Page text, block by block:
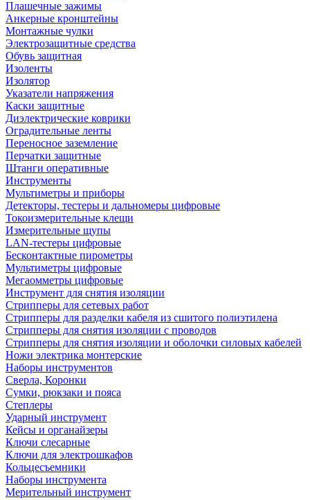
Плашечные зажимы
Анкерные кронштейны
Монтажные чулки
Электрозащитные средства
Обувь защитная
Изоленты
Изолятор
Указатели напряжения
Каски защитные
Диэлектрические коврики
Оградительные ленты
Переносное заземление
Перчатки защитные
Штанги оперативные
Инструменты
Мультиметры и приборы
Детекторы, тестеры и дальномеры цифровые
Токоизмерительные клещи
Измерительные щупы
LAN-тестеры цифровые
Бесконтактные пирометры
Мультиметры цифровые
Мегаомметры цифровые
Инструмент для снятия изоляции
Стрипперы для сетевых работ
Стрипперы для разделки кабеля из сшитого полиэтилена
Cтрипперы для снятия изоляции с проводов
Стрипперы для снятия изоляции и оболочки силовых кабелей
Ножи электрика монтерские
Наборы инструментов
Сверла, Коронки
Сумки, рюкзаки и пояса
Степлеры
Ударный инструмент
Кейсы и органайзеры
Ключи слесарные
Ключи для электрошкафов
Кольцесъемники
Наборы инструмента
Мерительный инструмент